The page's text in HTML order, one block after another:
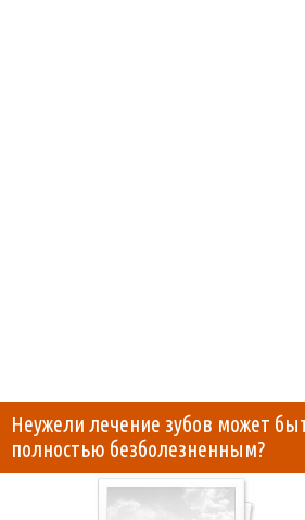
Неужели лечение зубов может
полностью безболезненным?